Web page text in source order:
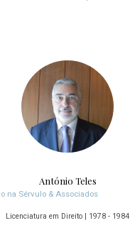
António Teles
na Sérvulo & Associados
Licenciatura em Direito | 1978 - 1984